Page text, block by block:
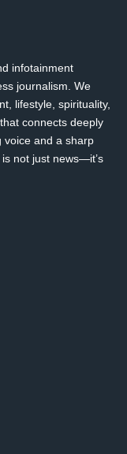
infotainment
journalism. We
lifestyle, spirituality,
connects deeply
voice and a sharp
not just news—it’s